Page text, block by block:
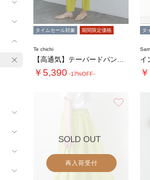
タイムセール対象 期間限定価格
Te chichi
￥5,390 -17%OFF-
タ
イ
SOLD OUT
再入荷受付